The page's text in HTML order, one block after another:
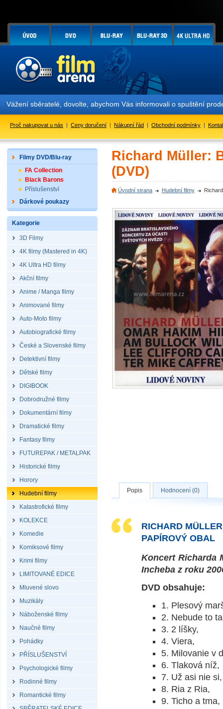
Vážení sběratelé, dovolte, abychom Vás informovali o spuštění
Proč nakupovat u nás | Ceny doručení | Nákupní řád | Obchodní podmínky |
Filmy DVD/Blu-ray
FA Collection
Black Barons
Příslušenství
Dárkové poukazy
Kategorie
3D Filmy
4K filmy (Mastered in 4K)
4K Ultra HD filmy
Akční filmy
Anime / Manga filmy
Animované filmy
Auto-Moto filmy
Autobiografické filmy
České a Slovenské filmy
Detektivní filmy
Dětské filmy
DIGIBOOK
Dobrodružné filmy
Dokumentární filmy
Dramatické filmy
Fantasy filmy
FUTUREPAK / METALPAK
Historické filmy
Horory
Hudební filmy
Katastrofické filmy
KOLEKCE
Komedie
Komiksové filmy
Krimi filmy
LIMITOVANÉ EDICE
Mluvené slovo
Muzikály
Náboženské filmy
Naučné filmy
Pohádky
PŘÍSLUŠENSTVÍ
Psychologické filmy
Rodinné filmy
Romantické filmy
Richard Müller:
(DVD)
Úvodní strana Hudební filmy
Popis Hodnocení (0)
RICHARD
PAPÍROVÝ OBAL
Koncert Richarda
Incheba z roku
DVD obsahuje:
1. Plesový
2. Nebude to
3. 2 líšky,
4. Viera,
5. Milovanie v
6. Tlaková níž,
7. Už asi nie si,
8. Ria z Ria,
9. Ticho a tma,